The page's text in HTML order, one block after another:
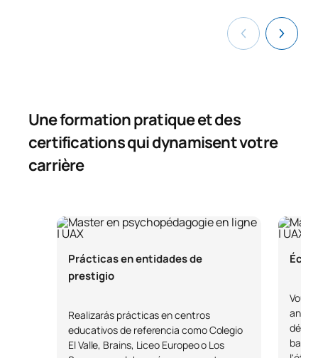
Une formation pratique et des
certifications qui dynamisent votre
carrière
Prácticas en entidades de
prestigio
Realizarás prácticas en centros
educativos de referencia como Colegio
El Valle, Brains, Liceo Europeo o Los
Vous